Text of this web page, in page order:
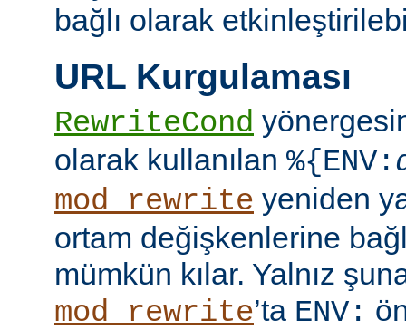
bağlı olarak
URL Kurgulaması
RewriteCond
olarak kullanılan %{ENV:
mod_rewrite yeniden
ortam değişkenlerine
mümkün kılar. Yalnız
mod_rewrite’ta ENV: